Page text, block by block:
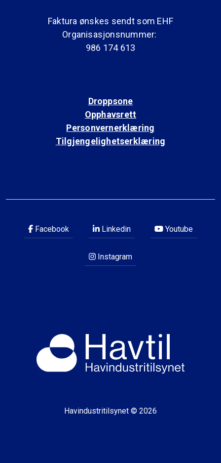
Faktura ønskes sendt som EHF
Organisasjonsnummer:
986 174 613
Droppsone
Opphavsrett
Personvernerklæring
Tilgjengelighetserklæring
Facebook Linkedin Youtube
Instagram
Havindustritilsynet © 2026